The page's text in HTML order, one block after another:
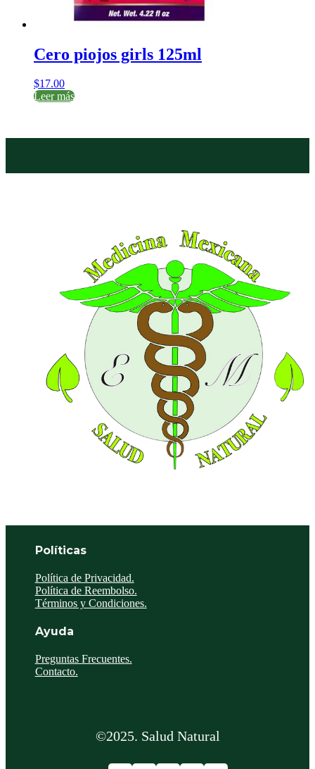
Cero piojos girls 125ml
$17.00
Leer más
Políticas
Política de Privacidad.
Política de Reembolso.
Términos y Condiciones.
Ayuda
Preguntas Frecuentes.
Contacto.
©2025. Salud Natural